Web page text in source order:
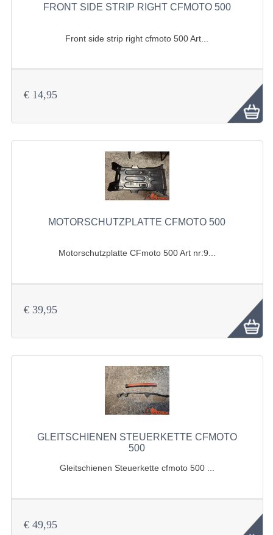
KETTE UND KETTENRÄDER
LENKVORRICHTUNG
RADAUFHÄNGUNG
RÄDER UND REIFEN
STOSSDÄMPFER
ACCESSOIRES
MAINTENANCE PRODUCTS BASHAN QUAD
SHINERAY TEILE
SHINERAY 200STIIE-B
SHINERAY 250 STXE
FRONT SIDE STRIP RIGHT CFMOTO 500
Front side strip right cfmoto 500 Art...
€ 14,95
MOTORSCHUTZPLATTE CFMOTO 500
Motorschutzplatte CFmoto 500 Art nr:9...
€ 39,95
GLEITSCHIENEN STEUERKETTE CFMOTO
500
Gleitschienen Steuerkette cfmoto 500 ...
€ 49,95